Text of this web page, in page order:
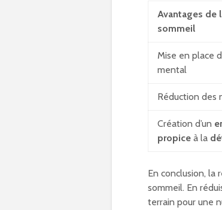
Avantages de
sommeil
Mise en place
mental
Réduction des
Création d’un
propice à la
En conclusion, la
sommeil. En
terrain pour une